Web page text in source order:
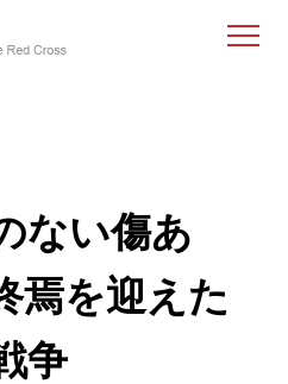
ない傷あ
焉を迎えた
争